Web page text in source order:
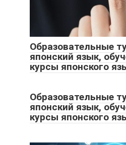
Образовательные
японский язык,
курсы японского
Образовательные
японский язык,
курсы японского